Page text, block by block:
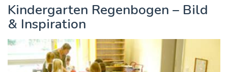
Kindergarten Regenbogen – Bild
& Inspiration